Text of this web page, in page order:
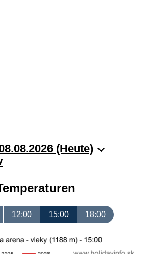
(Heute)
12:00 15:00 18:00